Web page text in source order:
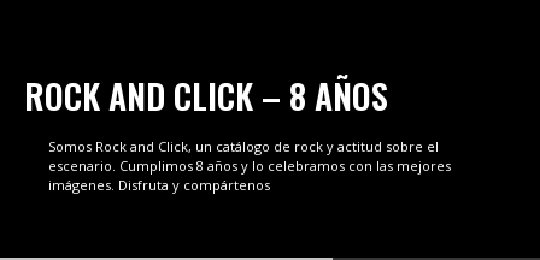
ROCK AND CLICK – 8 AÑOS
Somos Rock and Click, un catálogo de rock y actitud sobre el
escenario. Cumplimos 8 años y lo celebramos con las mejores
imágenes. Disfruta y compártenos